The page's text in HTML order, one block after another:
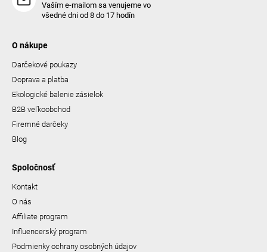
Vaším e-mailom sa venujeme vo
všedné dni od 8 do 17 hodín
O nákupe
Darčekové poukazy
Doprava a platba
Ekologické balenie zásielok
B2B veľkoobchod
Firemné darčeky
Blog
Spoločnosť
Kontakt
O nás
Affiliate program
Influencerský program
Podmienky ochrany osobných údajov